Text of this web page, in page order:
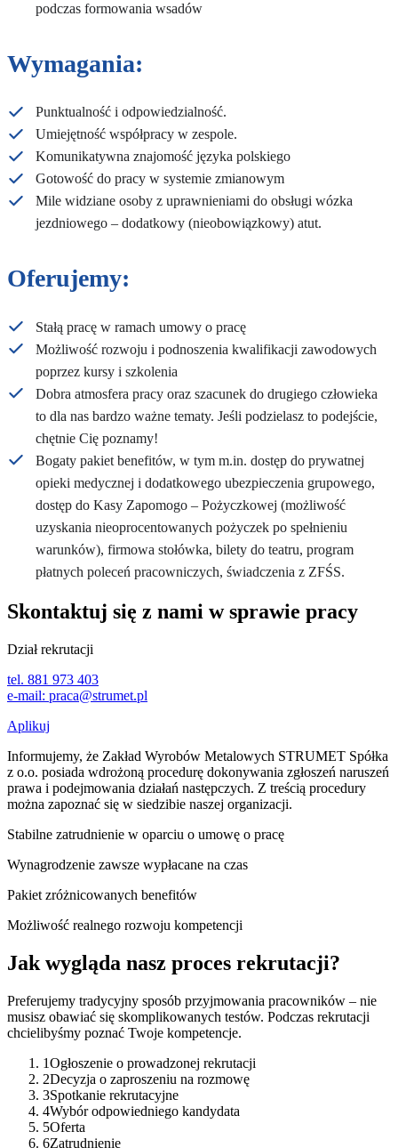
podczas formowania wsadów
Wymagania:
Punktualność i odpowiedzialność.
Umiejętność współpracy w zespole.
Komunikatywna znajomość języka polskiego
Gotowość do pracy w systemie zmianowym
Mile widziane osoby z uprawnieniami do obsługi wózka
jezdniowego – dodatkowy (nieobowiązkowy) atut.
Oferujemy:
Stałą pracę w ramach umowy o pracę
Możliwość rozwoju i podnoszenia kwalifikacji zawodowych
poprzez kursy i szkolenia
Dobra atmosfera pracy oraz szacunek do drugiego człowieka
to dla nas bardzo ważne tematy. Jeśli podzielasz to podejście,
chętnie Cię poznamy!
Bogaty pakiet benefitów, w tym m.in. dostęp do prywatnej
opieki medycznej i dodatkowego ubezpieczenia grupowego,
dostęp do Kasy Zapomogo – Pożyczkowej (możliwość
uzyskania nieoprocentowanych pożyczek po spełnieniu
warunków), firmowa stołówka, bilety do teatru, program
płatnych poleceń pracowniczych, świadczenia z ZFŚS.
Skontaktuj się z nami w sprawie pracy
Dział rekrutacji
tel. 881 973 403
e-mail: praca@strumet.pl
Aplikuj
Informujemy, że Zakład Wyrobów Metalowych STRUMET Spółka
z o.o. posiada wdrożoną procedurę dokonywania zgłoszeń naruszeń
prawa i podejmowania działań następczych. Z treścią procedury
można zapoznać się w siedzibie naszej organizacji.
Stabilne zatrudnienie w oparciu o umowę o pracę
Wynagrodzenie zawsze wypłacane na czas
Pakiet zróżnicowanych benefitów
Możliwość realnego rozwoju kompetencji
Jak wygląda nasz proces rekrutacji?
Preferujemy tradycyjny sposób przyjmowania pracowników – nie
musisz obawiać się skomplikowanych testów. Podczas rekrutacji
chcielibyśmy poznać Twoje kompetencje.
1Ogłoszenie o prowadzonej rekrutacji
2Decyzja o zaproszeniu na rozmowę
3Spotkanie rekrutacyjne
4Wybór odpowiedniego kandydata
5Oferta
6Zatrudnienie